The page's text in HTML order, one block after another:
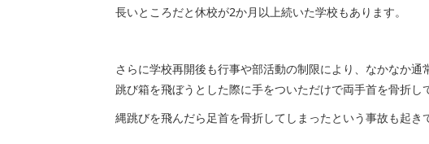
長いところだと休校が2か月以上続いた学校もあります。
さらに学校再開後も行事や部活動の制限により、なかなか通
跳び箱を飛ぼうとした際に手をついただけで両手首を骨折し
縄跳びを飛んだら足首を骨折してしまったという事故も起き